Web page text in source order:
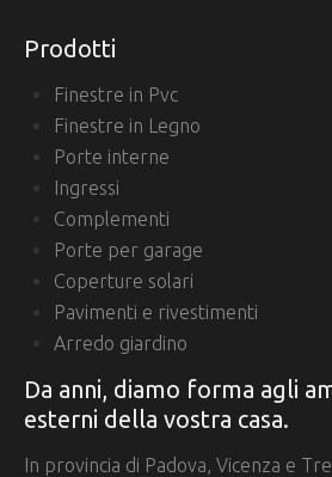
Prodotti
Finestre in Pvc
Finestre in Legno
Porte interne
Ingressi
Complementi
Porte per garage
Coperture solari
Pavimenti e rivestimenti
Arredo giardino
Da anni, diamo forma agli
esterni della vostra casa.
In provincia di Padova, Vicenza e